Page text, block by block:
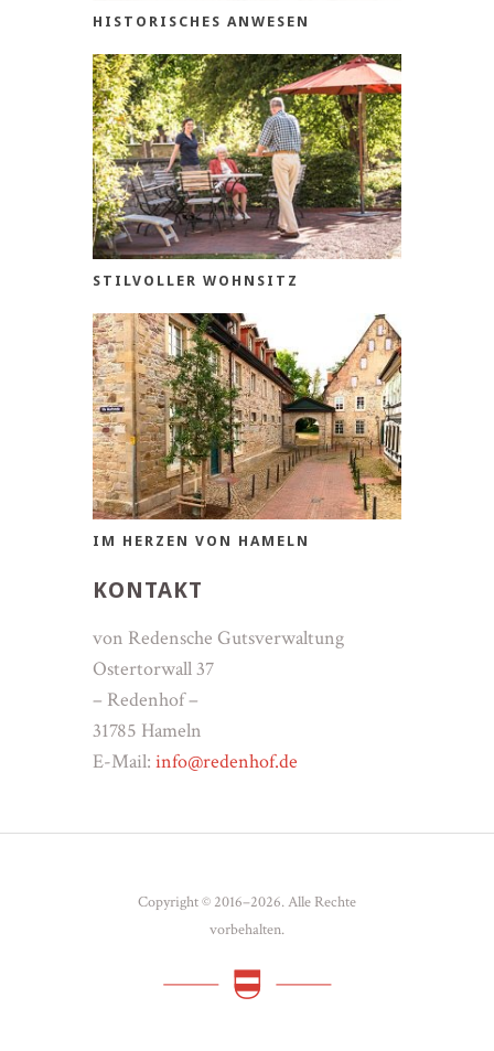
HISTORISCHES ANWESEN
STILVOLLER WOHNSITZ
IM HERZEN VON HAMELN
KONTAKT
von Redensche Gutsverwaltung
Ostertorwall 37
– Redenhof –
31785 Hameln
E-Mail: info@redenhof.de
Copyright © 2016–2026. Alle Rechte
vorbehalten.